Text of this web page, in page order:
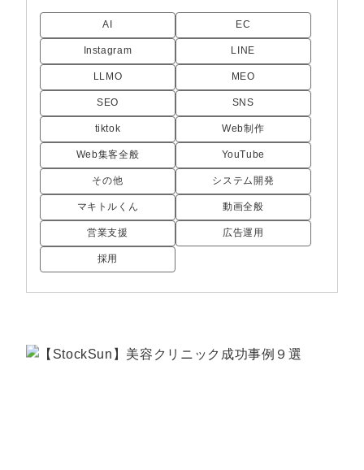
クレーム窓口
定額制営業代行『カリトルくん』
定額制採用代行・RPO『トルトルくん』
営業改善特化の動画制作『動画でカリトルく
定額LINE運用代行『LINEマキトルくん』
拡散付1日密着動画制作『まるごと社長』
1本無料で記事を制作『SEOトライアル』
定額制LP制作・改善『最強LP』
採用YouTubeチャンネル構築『トリトル』
料金表動画編集
広告運用
YouTubeディレクター
年収エージェント
会社概要・役員紹介
ミッション・ビジョン・バリュー
代表メッセージ（岩野圭佑）
取締役メッセージ（株本祐己）
業務委託
営業
AI EC
Instagram LINE
LLMO MEO
SEO SNS
tiktok Web制作
Web集客全般 YouTube
その他 システム開発
マキトルくん 動画全般
営業支援 広告運用
採用